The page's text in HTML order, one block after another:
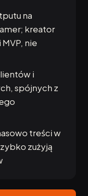
na
kreator
nie
i
spójnych z
treści w
zużyją